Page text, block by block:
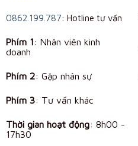
0862.199.787: Hotline tư vấn
Phím 1: Nhân viên kinh
doanh
Phím 2: Gặp nhân sự
Phím 3: Tư vấn khác
Thời gian hoạt động: 8h00 -
17h30